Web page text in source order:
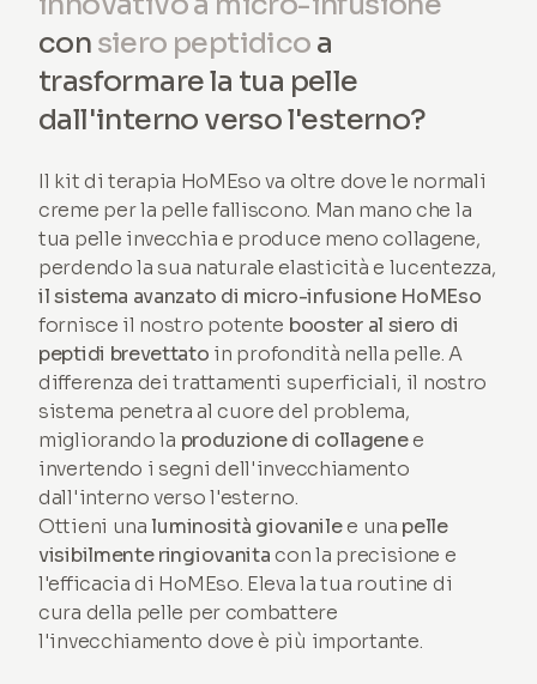
con siero peptidico a
trasformare la tua pelle
dall'interno verso l'esterno?
Il kit di terapia HoMEso va oltre dove le normali
creme per la pelle falliscono. Man mano che la
tua pelle invecchia e produce meno collagene,
perdendo la sua naturale elasticità e lucentezza,
il sistema avanzato di micro-infusione HoMEso
fornisce il nostro potente booster al siero di
peptidi brevettato in profondità nella pelle. A
differenza dei trattamenti superficiali, il nostro
sistema penetra al cuore del problema,
migliorando la produzione di collagenee
invertendo i segni dell'invecchiamento
dall'interno verso l'esterno.
Ottieni unaluminosità giovanilee una pelle
visibilmente ringiovanitacon la precisione e
l'efficacia di HoMEso. Eleva la tua routine di
cura della pelle per combattere
l'invecchiamento dove è più importante.